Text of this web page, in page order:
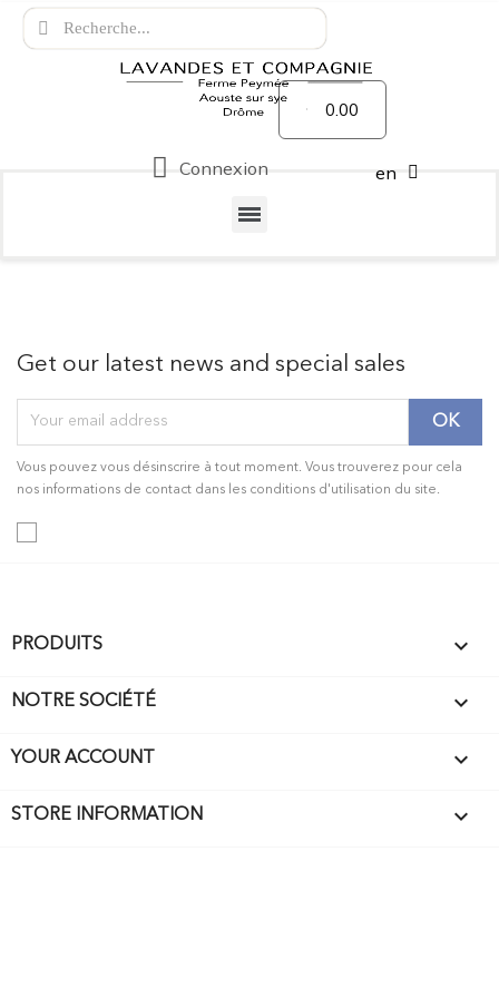
Connexion
0.00
en
Get our latest news and special sales
Vous pouvez vous désinscrire à tout moment. Vous trouverez pour cela
nos informations de contact dans les conditions d'utilisation du site.
PRODUITS 
NOTRE SOCIÉTÉ 
YOUR ACCOUNT 
STORE INFORMATION keyboard_arrow_down